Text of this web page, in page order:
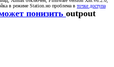
в режиме Station.но проблема в точке доступа
понизить outpout